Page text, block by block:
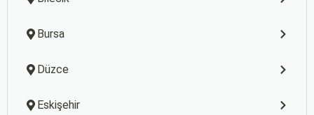
Bursa
Düzce
Eskişehir